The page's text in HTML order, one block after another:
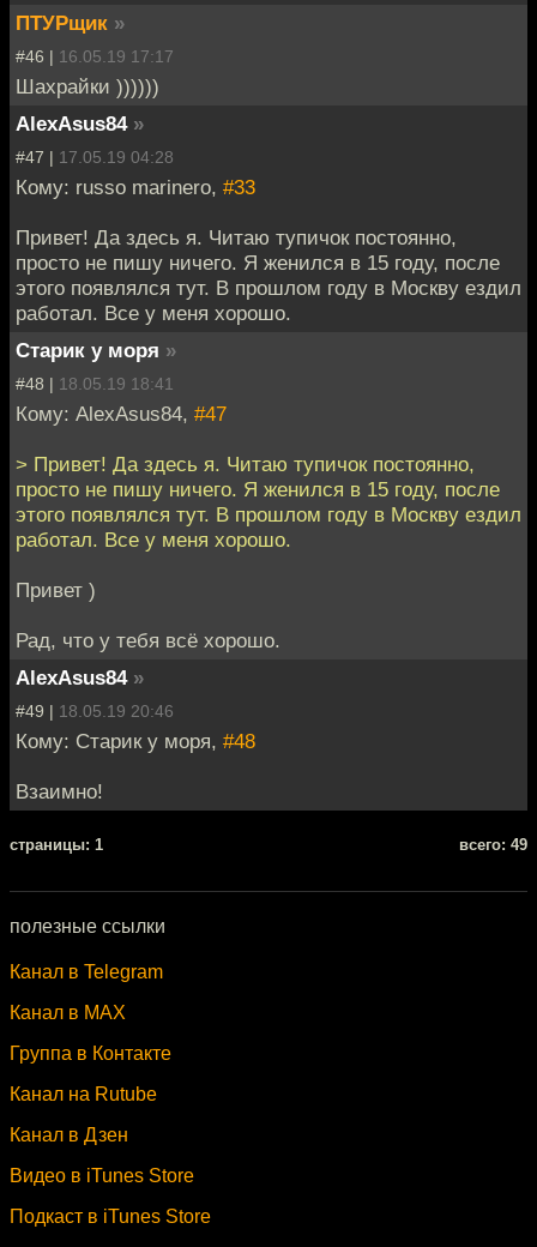
ПТУРщик »
#46 | 16.05.19 17:17
Шахрайки ))))))
AlexAsus84 »
#47 | 17.05.19 04:28
Кому: russo marinero, #33
Привет! Да здесь я. Читаю тупичок постоянно,
просто не пишу ничего. Я женился в 15 году, после
этого появлялся тут. В прошлом году в Москву ездил
работал. Все у меня хорошо.
Старик у моря »
#48 | 18.05.19 18:41
Кому: AlexAsus84, #47
> Привет! Да здесь я. Читаю тупичок постоянно,
просто не пишу ничего. Я женился в 15 году, после
этого появлялся тут. В прошлом году в Москву ездил
работал. Все у меня хорошо.
Привет )
Рад, что у тебя всё хорошо.
AlexAsus84 »
#49 | 18.05.19 20:46
Кому: Старик у моря, #48
Взаимно!
cтраницы: 1 всего: 49
полезные ссылки
Канал в Telegram
Канал в MAX
Группа в Контакте
Канал на Rutube
Канал в Дзен
Видео в iTunes Store
Подкаст в iTunes Store